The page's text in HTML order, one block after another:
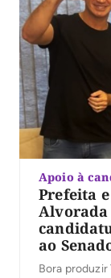
Apoio à
Prefeita
Alvorada
ao
Bora